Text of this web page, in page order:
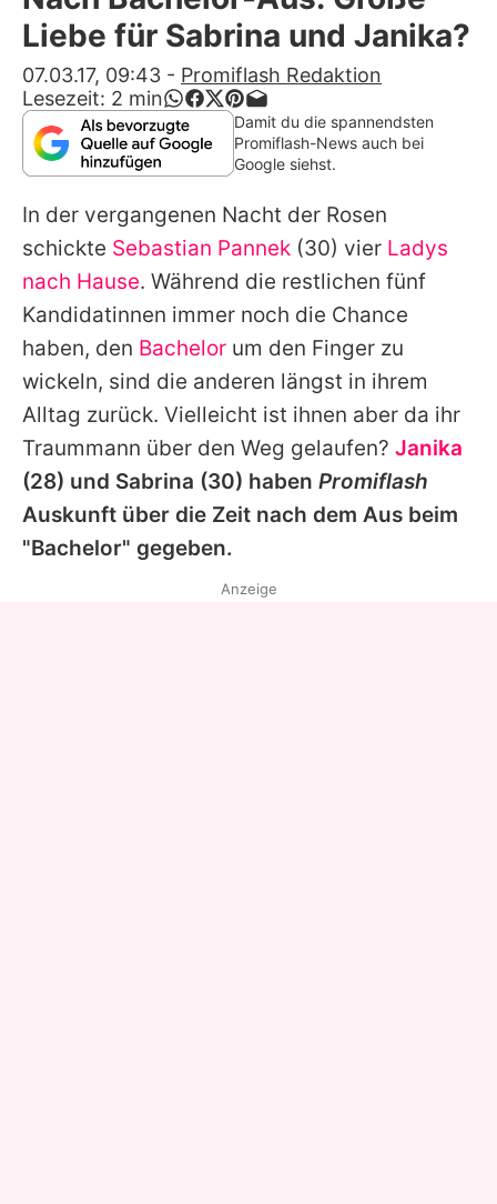
Alle Themen auf Promiflash
App runterladen
Team
Redaktionelle Richtlinien
Impressum
Nutzungsbedingungen
Utiq verwalten
Liebe für Sabrina und Janika?
07.03.17, 09:43 - Promiflash Redaktion
Lesezeit: 2 min
Damit du die spannendsten
Promiflash-News auch bei
Google siehst.
In der vergangenen Nacht der Rosen
schickte Sebastian Pannek (30) vier Ladys
nach Hause. Während die restlichen fünf
Kandidatinnen immer noch die Chance
haben, den Bachelor um den Finger zu
wickeln, sind die anderen längst in ihrem
Alltag zurück. Vielleicht ist ihnen aber da ihr
Traummann über den Weg gelaufen? Janika
(28) und Sabrina (30) haben Promiflash
Auskunft über die Zeit nach dem Aus beim
"Bachelor" gegeben.
Anzeige